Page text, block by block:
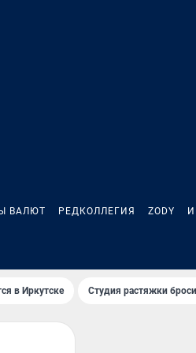
ВАЛЮТ РЕДКОЛЛЕГИЯ ZODY
в Иркутске Студия растяжки